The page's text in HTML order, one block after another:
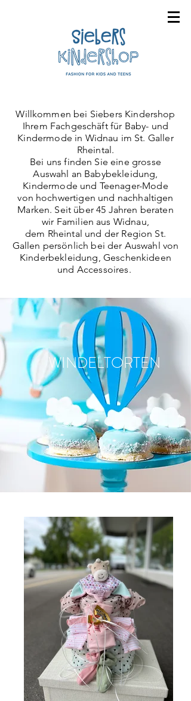
Willkommen bei Siebers Kindershop
Ihrem Fachgeschäft für Baby- und
Kindermode in Widnau im St. Galler
Rheintal.
Bei uns finden Sie eine grosse
Auswahl an Babybekleidung,
Kindermode und Teenager-Mode
von hochwertigen und nachhaltigen
Marken. Seit über 45 Jahren beraten
wir Familien aus Widnau,
dem Rheintal und der Region St.
Gallen persönlich bei der Auswahl von
Kinderbekleidung, Geschenkideen
und Accessoires.
WINDELTORTEN